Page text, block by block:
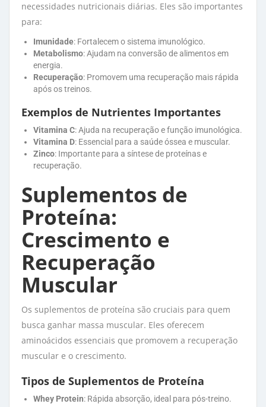
necessidades nutricionais diárias. Eles são importantes
para:
Imunidade: Fortalecem o sistema imunológico.
Metabolismo: Ajudam na conversão de alimentos em
energia.
Recuperação: Promovem uma recuperação mais rápida
após os treinos.
Exemplos de Nutrientes Importantes
Vitamina C: Ajuda na recuperação e função imunológica.
Vitamina D: Essencial para a saúde óssea e muscular.
Zinco: Importante para a síntese de proteínas e
recuperação.
Suplementos de
Proteína:
Crescimento e
Recuperação
Muscular
Os suplementos de proteína são cruciais para quem
busca ganhar massa muscular. Eles oferecem
aminoácidos essenciais que promovem a recuperação
muscular e o crescimento.
Tipos de Suplementos de Proteína
Whey Protein: Rápida absorção, ideal para pós-treino.